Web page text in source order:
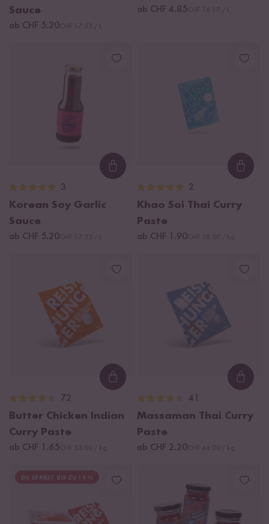
Sauce
ab CHF 5.20
ab CHF 4.85
Loading...
3
Korean Soy Garlic
Sauce
ab CHF 5.20
2
Khao Soi Thai Curry
Paste
ab CHF 1.90
Loading...
72
Butter Chicken Indian
Curry Paste
ab CHF 1.65
41
Massaman Thai Curry
Paste
ab CHF 2.20
DU SPARST BIS ZU 14 %